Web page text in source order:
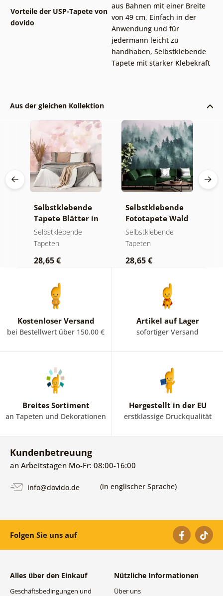
Vorteile der USP-Tapete von
dovido
aus Bahnen mit einer Breite
von 49 cm, Einfach in der
Anwendung und für
jedermann leicht zu
handhaben, Selbstklebende
Tapete mit starker Klebekraft
Aus der gleichen Kollektion
Selbstklebende
Tapete Blätter in
Pastelltönen
Selbstklebende
Tapeten
28,65 €
Selbstklebende
Fototapete Wald
im Nebel
Selbstklebende
Tapeten
28,65 €
Kostenloser Versand
bei Bestellwert über 150.00 €
Artikel auf Lager
sofortiger Versand
Breites Sortiment
an Tapeten und Dekorationen
Hergestellt in der EU
erstklassige Druckqualität
Kundenbetreuung
an Arbeitstagen Mo-Fr: 08:00-16:00
info@dovido.de (in englischer Sprache)
Folgen Sie uns auf
Alles über den Einkauf
Geschäftsbedingungen und
Nützliche Informationen
Über uns